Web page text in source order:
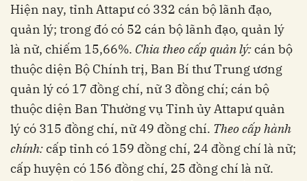
Hiện nay, tỉnh Attapư có 332 cán bộ lãnh đạo,
quản lý; trong đó có 52 cán bộ lãnh đạo, quản lý
là nữ, chiếm 15,66%. Chia theo cấp quản lý:cán bộ
thuộc diện Bộ Chính trị, Ban Bí thư Trung ương
quản lý có 17 đồng chí, nữ 3 đồng chí; cán bộ
thuộc diện Ban Thường vụ Tỉnh ủy Attapư quản
lý có 315 đồng chí, nữ 49 đồng chí. Theo cấp hành
chính:cấp tỉnh có 159 đồng chí, 24 đồng chí là nữ;
cấp huyện có 156 đồng chí, 25 đồng chí là nữ.